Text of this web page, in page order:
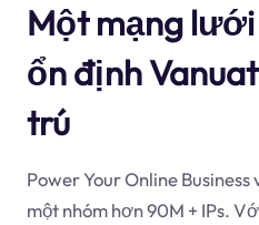
Một mạng
ổn định
trú
Power Your Online
một nhóm hơn 90M + IPs.